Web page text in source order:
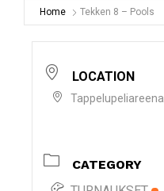
Home Tekken 8 – Pools
LOCATION
Tappelupeliareena
CATEGORY